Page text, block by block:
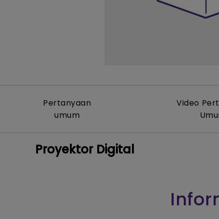
Pertanyaan
umum
Video
Proyektor Digital